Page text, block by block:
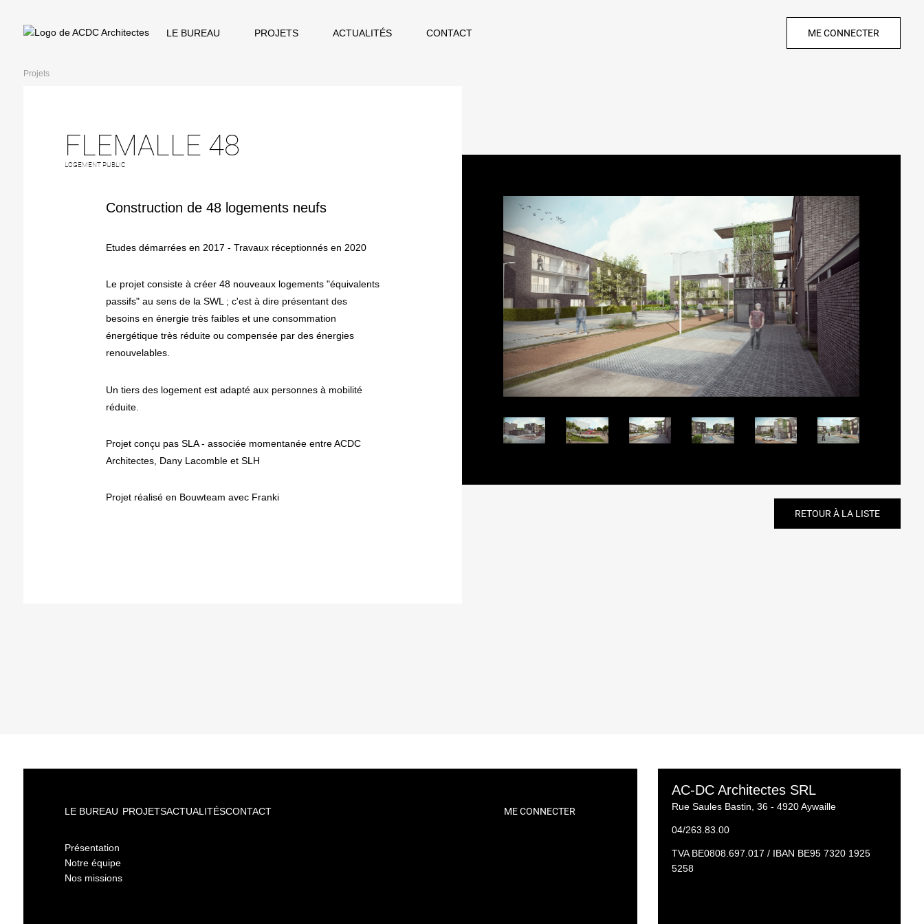
LE BUREAU PROJETS ACTUALITÉS CONTACT ME CONNECTER
Projets
FLEMALLE 48
LOGEMENT PUBLIC
Construction de 48 logements neufs
Etudes démarrées en 2017 - Travaux réceptionnés en 2020
Le projet consiste à créer 48 nouveaux logements "équivalents
passifs" au sens de la SWL ; c'est à dire présentant des
besoins en énergie très faibles et une consommation
énergétique très réduite ou compensée par des énergies
renouvelables.
Un tiers des logement est adapté aux personnes à mobilité
réduite.
Projet conçu pas SLA - associée momentanée entre ACDC
Architectes, Dany Lacomble et SLH
Projet réalisé en Bouwteam avec Franki
RETOUR À LA LISTE
LE BUREAU
Présentation
Notre équipe
Nos missions
PROJETSACTUALITÉSCONTACT ME CONNECTER
AC-DC Architectes SRL
Rue Saules Bastin, 36 - 4920 Aywaille
04/263.83.00
TVA BE0808.697.017 / IBAN BE95 7320 1925
5258